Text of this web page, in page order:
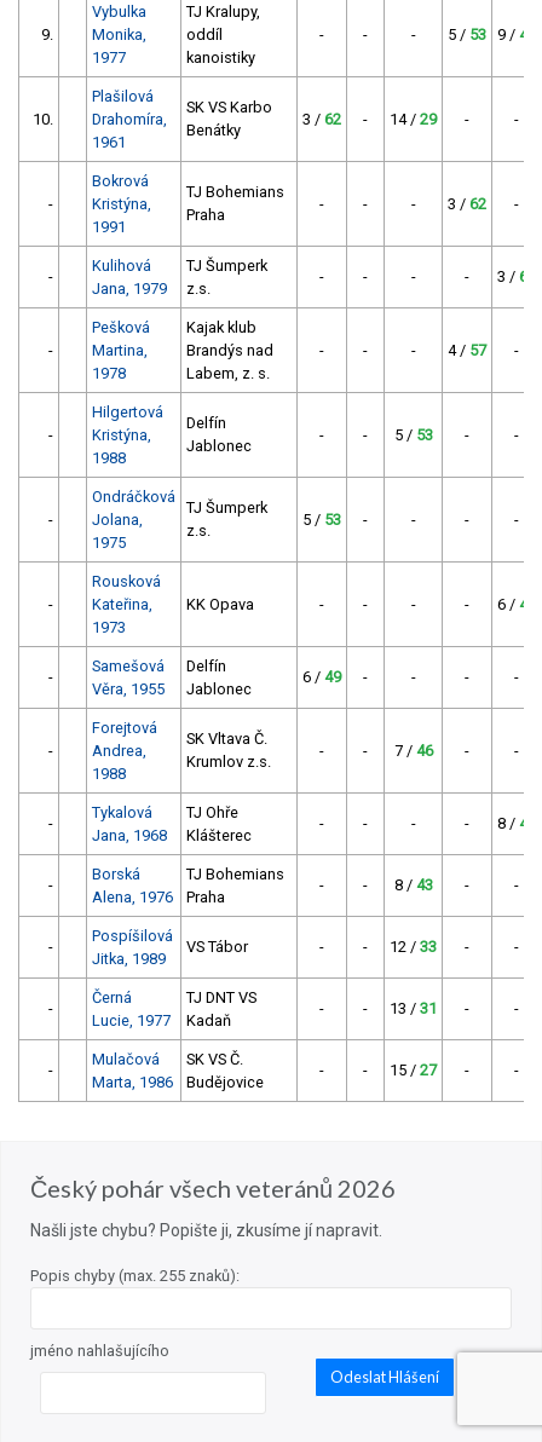
9.
Vybulka
Monika,
1977
TJ Kralupy,
oddíl
kanoistiky
- - - 5 / 53 9 / 40
10.
Plašilová
Drahomíra,
1961
SK VS Karbo
Benátky
3 / 62 - 14 / 29 - -
-
Bokrová
Kristýna,
1991
TJ Bohemians
Praha
- - - 3 / 62 -
-
Kulihová
Jana, 1979
TJ Šumperk
z.s.
- - - - 3 / 62
-
Pešková
Martina,
1978
Kajak klub
Brandýs nad
Labem, z. s.
- - - 4 / 57 -
-
Hilgertová
Kristýna,
1988
Delfín
Jablonec
- - 5 / 53 - -
-
Ondráčková
Jolana,
1975
TJ Šumperk
z.s.
5 / 53 - - - -
-
Rousková
Kateřina,
1973
KK Opava - - - - 6 / 49
-
Samešová
Věra, 1955
Delfín
Jablonec
6 / 49 - - - -
-
Forejtová
Andrea,
1988
SK Vltava Č.
Krumlov z.s.
- - 7 / 46 - -
-
Tykalová
Jana, 1968
TJ Ohře
Klášterec
- - - - 8 / 43
-
Borská
Alena, 1976
TJ Bohemians
Praha
- - 8 / 43 - -
-
Pospíšilová
Jitka, 1989
VS Tábor - - 12 / 33 - -
-
Černá
Lucie, 1977
TJ DNT VS
Kadaň
- - 13 / 31 - -
-
Mulačová
Marta, 1986
SK VS Č.
Budějovice
- - 15 / 27 - -
Český pohár všech veteránů 2026
Našli jste chybu? Popište ji, zkusíme jí napravit.
Popis chyby (max. 255 znaků):
jméno nahlašujícího
Odeslat Hlášení